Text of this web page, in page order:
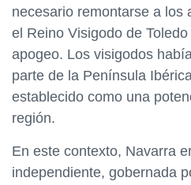
necesario remontarse a los
el Reino Visigodo de
apogeo. Los visigodos
parte de la Península
establecido como una
región.
En este contexto, Navarra
independiente, gobernada